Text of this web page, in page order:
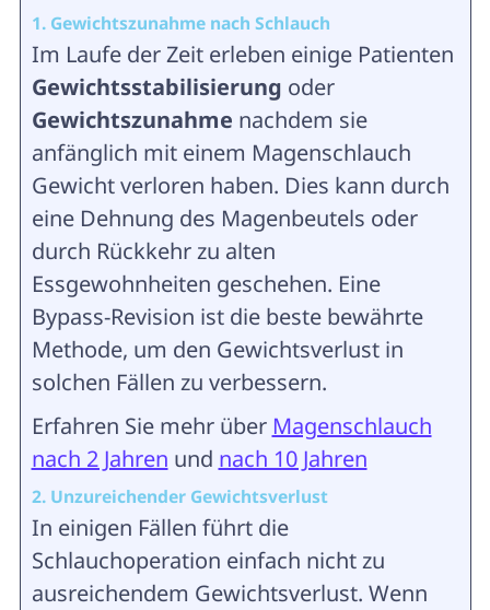
1. Gewichtszunahme nach Schlauch
Im Laufe der Zeit erleben einige Patienten
Gewichtsstabilisierung oder
Gewichtszunahme nachdem sie
anfänglich mit einem Magenschlauch
Gewicht verloren haben. Dies kann durch
eine Dehnung des Magenbeutels oder
durch Rückkehr zu alten
Essgewohnheiten geschehen. Eine
Bypass-Revision ist die beste bewährte
Methode, um den Gewichtsverlust in
solchen Fällen zu verbessern.
Erfahren Sie mehr über Magenschlauch
nach 2 Jahren und nach 10 Jahren
2. Unzureichender Gewichtsverlust
In einigen Fällen führt die
Schlauchoperation einfach nicht zu
ausreichendem Gewichtsverlust. Wenn